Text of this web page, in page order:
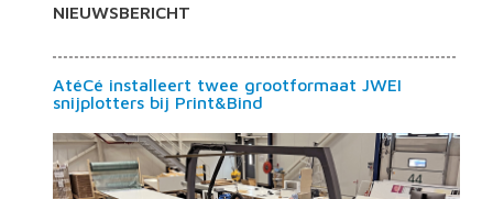
NIEUWSBERICHT
AtéCé installeert twee grootformaat JWEI
snijplotters bij Print&Bind